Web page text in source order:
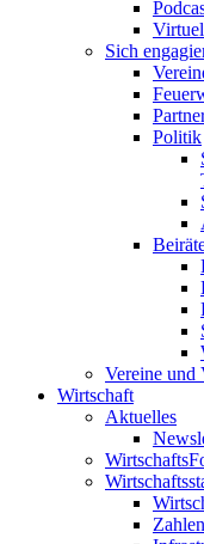
Sich
Politik
Vereine und
Wirtschaft
Aktuelles